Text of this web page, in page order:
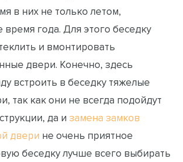
в них не только летом,
время года. Для этого беседку
и вмонтировать
двери. Конечно, здесь
встроить в беседку тяжелые
так как они не всегда подойдут
да и замена замков
двери не очень приятное
беседку лучше всего выбирать